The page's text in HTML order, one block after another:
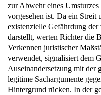
zur Abwehr eines
vorgesehen ist. Da ein Streit
existenzielle Gefährdung
darstellt, werten Richter die
Verkennen juristischer
verwendet, signalisiert dem
Auseinandersetzung mit der
legitime Sachargumente
Hintergrund rücken. In der